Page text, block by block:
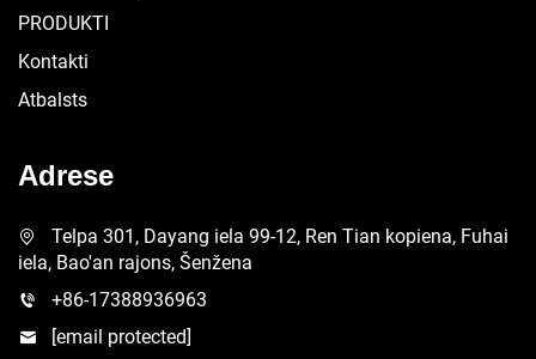
PRODUKTI
Kontakti
Atbalsts
Adrese
Telpa 301, Dayang iela 99-12, Ren Tian kopiena, Fuhai
iela, Bao'an rajons, Šenžena
+86-17388936963
[email protected]